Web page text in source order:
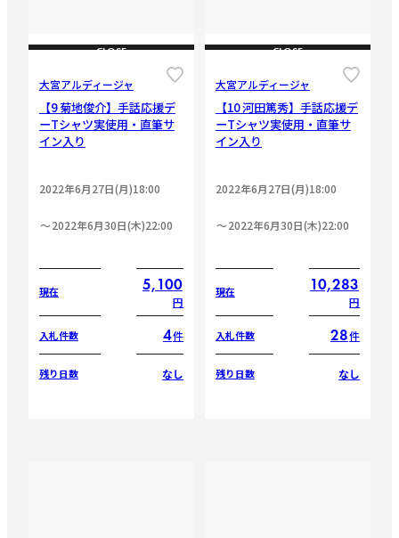
CLOSE
大宮アルディージャ
【9 菊地俊介】手話応援デ
ーTシャツ実使用・直筆サ
イン入り
2022年6月27日(月)18:00
2022年6月30日(木)22:00
現在 5,100
円
入札件数 4件
残り日数 なし
CLOSE
大宮アルディージャ
【10 河田篤秀】手話応援デ
ーTシャツ実使用・直筆サ
イン入り
2022年6月27日(月)18:00
2022年6月30日(木)22:00
現在 10,283
円
入札件数 28件
残り日数 なし